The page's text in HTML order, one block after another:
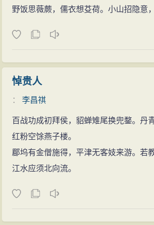
野饭思薇蕨，儒衣想芟荷。小山招隐意
悼贵人
：李昌祺
百战功成初拜侯，貂蝉雉尾换兜鍪。丹
红粉空馀燕子楼。
郿坞有金僧施得，平津无客妓来游。若
江水应须北向流。